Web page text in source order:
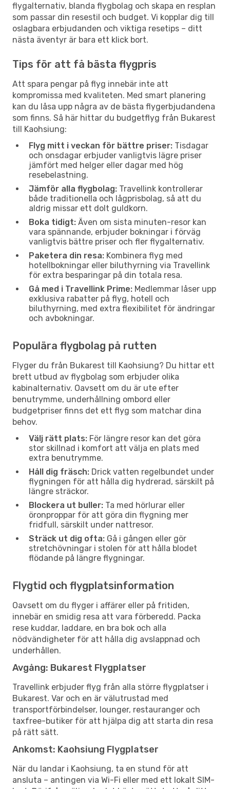
flygalternativ, blanda flygbolag och skapa en resplan
som passar din resestil och budget. Vi kopplar dig till
oslagbara erbjudanden och viktiga resetips – ditt
nästa äventyr är bara ett klick bort.
Tips för att få bästa flygpris
Att spara pengar på flyg innebär inte att
kompromissa med kvaliteten. Med smart planering
kan du låsa upp några av de bästa flygerbjudandena
som finns. Så här hittar du budgetflyg från Bukarest
till Kaohsiung:
Flyg mitt i veckan för bättre priser: Tisdagar
och onsdagar erbjuder vanligtvis lägre priser
jämfört med helger eller dagar med hög
resebelastning.
Jämför alla flygbolag: Travellink kontrollerar
både traditionella och lågprisbolag, så att du
aldrig missar ett dolt guldkorn.
Boka tidigt: Även om sista minuten-resor kan
vara spännande, erbjuder bokningar i förväg
vanligtvis bättre priser och fler flygalternativ.
Paketera din resa: Kombinera flyg med
hotellbokningar eller biluthyrning via Travellink
för extra besparingar på din totala resa.
Gå med i Travellink Prime: Medlemmar låser upp
exklusiva rabatter på flyg, hotell och
biluthyrning, med extra flexibilitet för ändringar
och avbokningar.
Populära flygbolag på rutten
Flyger du från Bukarest till Kaohsiung? Du hittar ett
brett utbud av flygbolag som erbjuder olika
kabinalternativ. Oavsett om du är ute efter
benutrymme, underhållning ombord eller
budgetpriser finns det ett flyg som matchar dina
behov.
Välj rätt plats: För längre resor kan det göra
stor skillnad i komfort att välja en plats med
extra benutrymme.
Håll dig fräsch: Drick vatten regelbundet under
flygningen för att hålla dig hydrerad, särskilt på
längre sträckor.
Blockera ut buller: Ta med hörlurar eller
öronproppar för att göra din flygning mer
fridfull, särskilt under nattresor.
Sträck ut dig ofta: Gå i gången eller gör
stretchövningar i stolen för att hålla blodet
flödande på längre flygningar.
Flygtid och flygplatsinformation
Oavsett om du flyger i affärer eller på fritiden,
innebär en smidig resa att vara förberedd. Packa
rese kuddar, laddare, en bra bok och alla
nödvändigheter för att hålla dig avslappnad och
underhållen.
Avgång: Bukarest Flygplatser
Travellink erbjuder flyg från alla större flygplatser i
Bukarest. Var och en är välutrustad med
transportförbindelser, lounger, restauranger och
taxfree-butiker för att hjälpa dig att starta din resa
på rätt sätt.
Ankomst: Kaohsiung Flygplatser
När du landar i Kaohsiung, ta en stund för att
ansluta – antingen via Wi-Fi eller med ett lokalt SIM-